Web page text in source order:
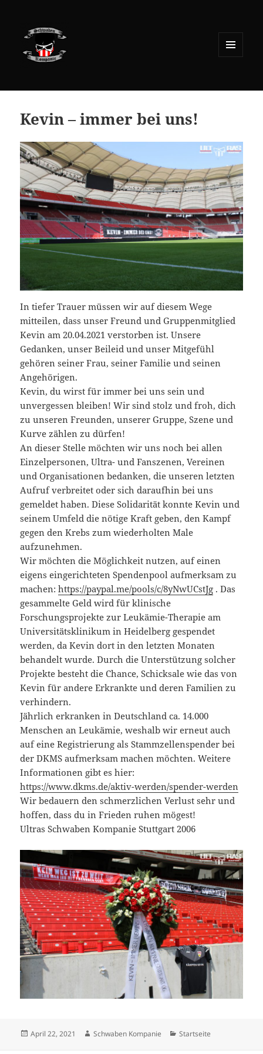
Kevin – immer bei uns!
In tiefer Trauer müssen wir auf diesem Wege
mitteilen, dass unser Freund und Gruppenmitglied
Kevin am 20.04.2021 verstorben ist. Unsere
Gedanken, unser Beileid und unser Mitgefühl
gehören seiner Frau, seiner Familie und seinen
Angehörigen.
Kevin, du wirst für immer bei uns sein und
unvergessen bleiben! Wir sind stolz und froh, dich
zu unseren Freunden, unserer Gruppe, Szene und
Kurve zählen zu dürfen!
An dieser Stelle möchten wir uns noch bei allen
Einzelpersonen, Ultra- und Fanszenen, Vereinen
und Organisationen bedanken, die unseren letzten
Aufruf verbreitet oder sich daraufhin bei uns
gemeldet haben. Diese Solidarität konnte Kevin und
seinem Umfeld die nötige Kraft geben, den Kampf
gegen den Krebs zum wiederholten Male
aufzunehmen.
Wir möchten die Möglichkeit nutzen, auf einen
eigens eingerichteten Spendenpool aufmerksam zu
machen:https://paypal.me/pools/c/8yNwUCstJg . Das
gesammelte Geld wird für klinische
Forschungsprojekte zur Leukämie-Therapie am
Universitätsklinikum in Heidelberg gespendet
werden, da Kevin dort in den letzten Monaten
behandelt wurde. Durch die Unterstützung solcher
Projekte besteht die Chance, Schicksale wie das von
Kevin für andere Erkrankte und deren Familien zu
verhindern.
Jährlich erkranken in Deutschland ca. 14.000
Menschen an Leukämie, weshalb wir erneut auch
auf eine Registrierung als Stammzellenspender bei
der DKMS aufmerksam machen möchten. Weitere
Informationen gibt es hier:
https://www.dkms.de/aktiv-werden/spender-werden
Wir bedauern den schmerzlichen Verlust sehr und
hoffen, dass du in Frieden ruhen mögest!
Ultras Schwaben Kompanie Stuttgart 2006
Veröffentlicht
April 22, 2021 Autor
Schwaben Kompanie Kategorien
Startseite